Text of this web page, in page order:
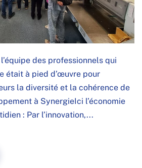
des professionnels qui
était à pied d’œuvre pour
la diversité et la cohérence de
à SynergieIci l’économie
: Par l’innovation,...